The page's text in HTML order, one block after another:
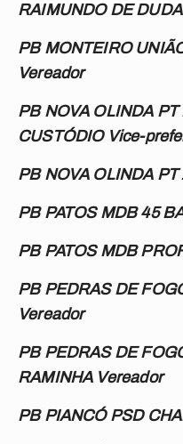
RAIMUNDO DE
PB MONTEIRO
Vereador
PB NOVA OLINDA
CUSTÓDIO Vice-
PB NOVA OLINDA
PB PATOS MDB 45
PB PATOS MDB
PB PEDRAS DE
Vereador
PB PEDRAS DE
RAMINHA Vereador
PB PIANCÓ PSD